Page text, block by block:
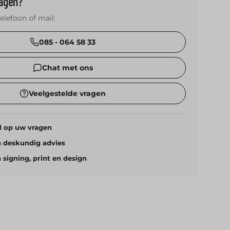
of mail:
085 - 064 58 33
Chat met ons
Veelgestelde vragen
op uw vragen
deskundig advies
signing, print en design